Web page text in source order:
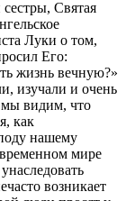
Святая
Луки о том,
Его:
жизнь вечную?»
изучали и очень
мы видим, что
как
нашему
мире
возникает